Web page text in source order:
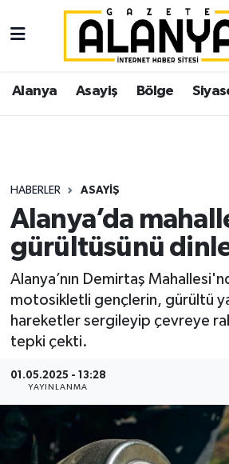
Alanya Asayiş Bölge
HABERLER ASAYIŞ
Alanya’da
gürültüsünü
Alanya’nın Demirtaş
motosikletli gençlerin, gürültü
hareketler sergileyip çevreye
tepki çekti.
01.05.2025 - 13:28
YAYINLANMA
Alanya
Asayiş
Siyaset
Spor
Ekonomi
Gazipaşa
İstanbul Nöbetçi Eczaneler
İstanbul Hava Durumu
Süper Lig Puan Durumu ve
Tüm Manşetler
Haber Arşivi